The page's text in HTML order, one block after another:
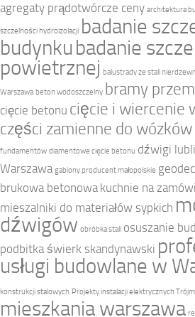
agregaty prądotwórcze ceny architektura
szczelności hydroizolacji badanie
budynku badanie
powietrznej balustrady ze stali
Warszawa beton wodoszczelny bramy
cięcie betonu cięcie i wiercenie
części zamienne do wózków
fundamentów diamentowe cięcie betonu dźwigi
Warszawa gabiony producent małopolskie
brukowa betonowa kuchnie na
mieszalniki do materiałów sypkich
dźwigów obróbka stali osuszanie
podbitka świerk skandynawski
usługi budowlane w
konstrukcji stalowych Projekty instalacji elektrycznych
mieszkania warszawa